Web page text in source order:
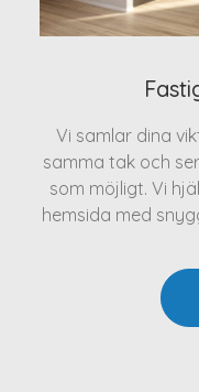
Vi samlar dina
samma tak och
som möjligt. Vi
hemsida med